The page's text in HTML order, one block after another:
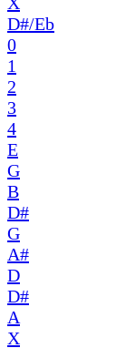
D#/Eb
0
1
2
3
4
E
G
B
D#
G
A#
D
D#
A
X